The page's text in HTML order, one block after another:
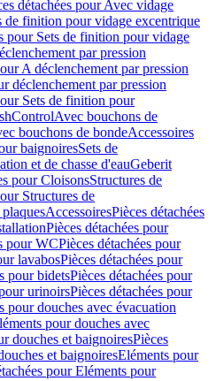
détachées pour Avec vidage
de finition pour vidage excentrique
pour Sets de finition pour vidage
par pression
A déclenchement par pression
déclenchement par pression
Sets de finition pour
Avec bouchons de
bouchons de bondeAccessoires
baignoiresSets de
et de chasse d'eauGeberit
pour CloisonsStructures de
Structures de
AccessoiresPièces détachées
Pièces détachées pour
pour WCPièces détachées pour
lavabosPièces détachées pour
pour bidetsPièces détachées pour
urinoirsPièces détachées pour
pour douches avec évacuation
pour douches avec
douches et baignoiresPièces
et baignoiresEléments pour
pour Eléments pour